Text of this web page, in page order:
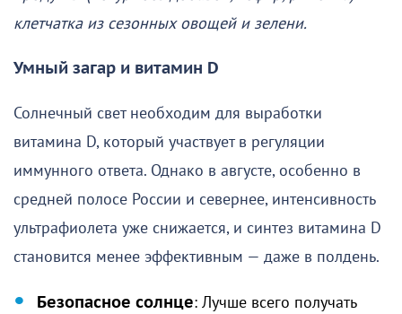
клетчатка из сезонных овощей и зелени.
Умный загар и витамин D
Солнечный свет необходим для выработки
витамина D, который участвует в регуляции
иммунного ответа. Однако в августе, особенно в
средней полосе России и севернее, интенсивность
ультрафиолета уже снижается, и синтез витамина D
становится менее эффективным — даже в полдень.
Безопасное солнце: Лучше всего получать